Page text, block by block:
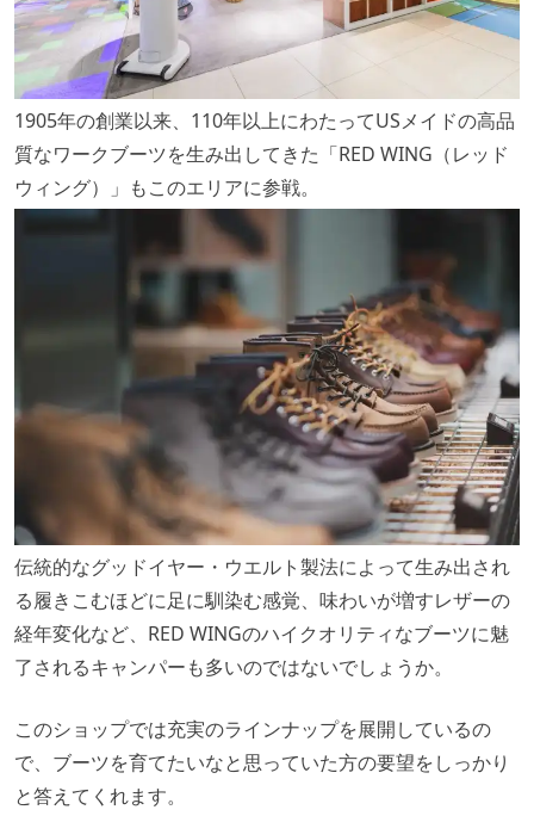
1905年の創業以来、110年以上にわたってUSメイドの高品
質なワークブーツを生み出してきた「RED WING（レッド
ウィング）」もこのエリアに参戦。
伝統的なグッドイヤー・ウエルト製法によって生み出され
る履きこむほどに足に馴染む感覚、味わいが増すレザーの
経年変化など、RED WINGのハイクオリティなブーツに魅
了されるキャンパーも多いのではないでしょうか。
このショップでは充実のラインナップを展開しているの
で、ブーツを育てたいなと思っていた方の要望をしっかり
と答えてくれます。